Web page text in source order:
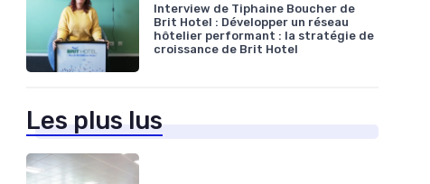
Interview de Tiphaine Boucher de
Brit Hotel : Développer un réseau
hôtelier performant : la stratégie de
croissance de Brit Hotel
Les plus lus